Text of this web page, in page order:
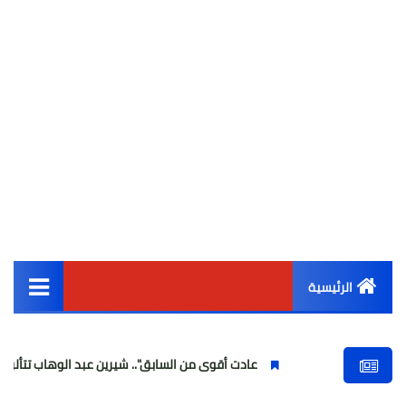
الرئيسية
أخبار مصر
عادت أقوى من السابق".. شيرين عبد الوهاب تتألق في أولى